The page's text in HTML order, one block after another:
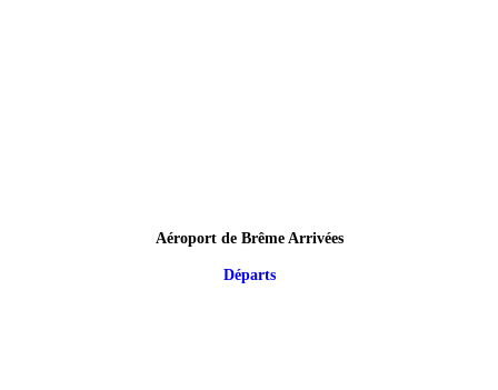
Aéroport de Brême Arrivées
Départs